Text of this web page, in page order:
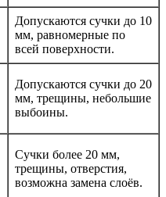
Допускаются сучки до 10
мм, равномерные по
всей поверхности.
Допускаются сучки до 20
мм, трещины, небольшие
выбоины.
Сучки более 20 мм,
трещины, отверстия,
возможна замена слоёв.